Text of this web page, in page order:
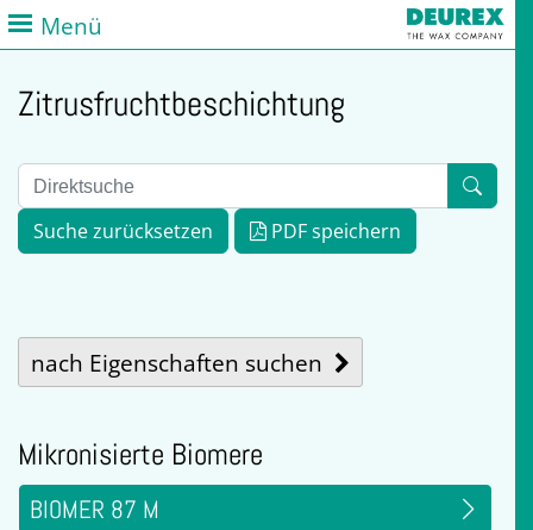
Menü
Zitrusfruchtbeschichtung
Suche zurücksetzen PDF speichern
nach Eigenschaften suchen
Mikronisierte Biomere
BIOMER 87 M